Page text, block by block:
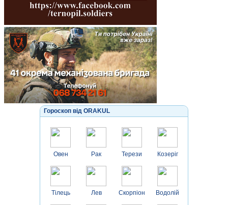
Гороскоп від ORAKUL
Овен
Тілець
Рак
Лев
Терези
Скорпіон
Козеріг
Водолій